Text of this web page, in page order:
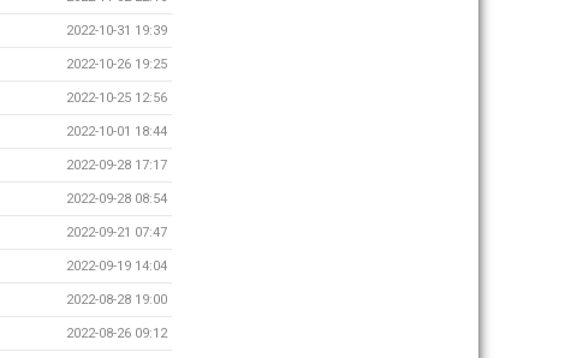
2022-10-31 19:39
2022-10-26 19:25
2022-10-25 12:56
2022-10-01 18:44
2022-09-28 17:17
2022-09-28 08:54
2022-09-21 07:47
2022-09-19 14:04
2022-08-28 19:00
2022-08-26 09:12